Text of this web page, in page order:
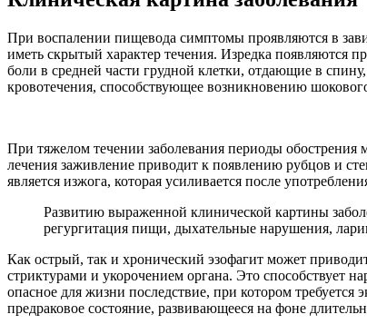
При воспалении пищевода симптомы проявляются в
иметь скрытый характер течения. Изредка появляются
боли в средней части грудной клетки, отдающие в
кровотечения, способствующее возникновению
При тяжелом течении заболевания периоды
лечения заживление приводит к появлению рубцов и
является изжога, которая усиливается после
Развитию выраженной клинической картины
регургитация пищи, дыхательные нарушения,
Как острый, так и хронический эзофагит может
стриктурами и укорочением органа. Это
опасное для жизни последствие, при котором
предраковое состояние, развивающееся на фоне